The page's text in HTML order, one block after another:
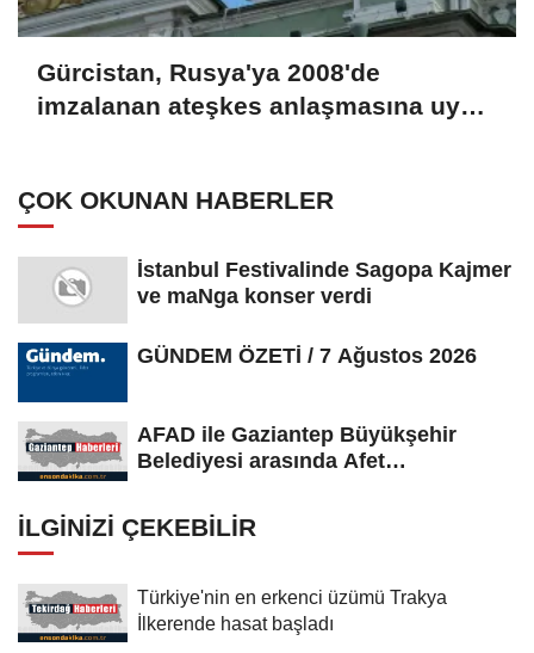
Gürcistan, Rusya'ya 2008'de
imzalanan ateşkes anlaşmasına uyma
ÇOK OKUNAN HABERLER
İstanbul Festivalinde Sagopa Kajmer
ve maNga konser verdi
GÜNDEM ÖZETİ / 7 Ağustos 2026
AFAD ile Gaziantep Büyükşehir
Belediyesi arasında Afet
İLGINIZI ÇEKEBILIR
Türkiye'nin en erkenci üzümü Trakya
İlkerende hasat başladı